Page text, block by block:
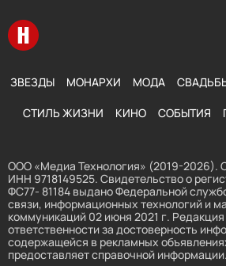
Перейти на главную
ЗВЕЗДЫ МОНАРХИ МОДА
СТИЛЬ ЖИЗНИ КИНО СОБЫТИЯ
ООО «Медиа Технология» (2019-2026).
ИНН 9718149525. Свидетельство о
ФС77- 81184 выдано Федеральной
связи, информационных технологий и
коммуникаций 02 июня 2021 г. Редакция
ответственности за достоверность
содержащейся в рекламных
предоставляет справочной информации.